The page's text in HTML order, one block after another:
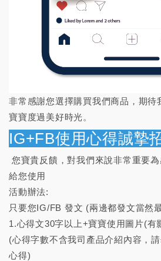
非常感謝您選擇購買我們商品，期待
寶寶度過美好時光。
IG+FB使用心得誠摯
您寶貴反饋，對我們來說非常重要
給您使用
活動辦法:
只要您IG/FB 發文 (兩邊都發文當然
1.心得文30字以上+寶寶使用圖片(有
(心得字數不含我司產品介紹內容，
心得)